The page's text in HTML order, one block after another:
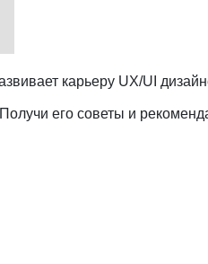
карьеру UX/UI
его советы и